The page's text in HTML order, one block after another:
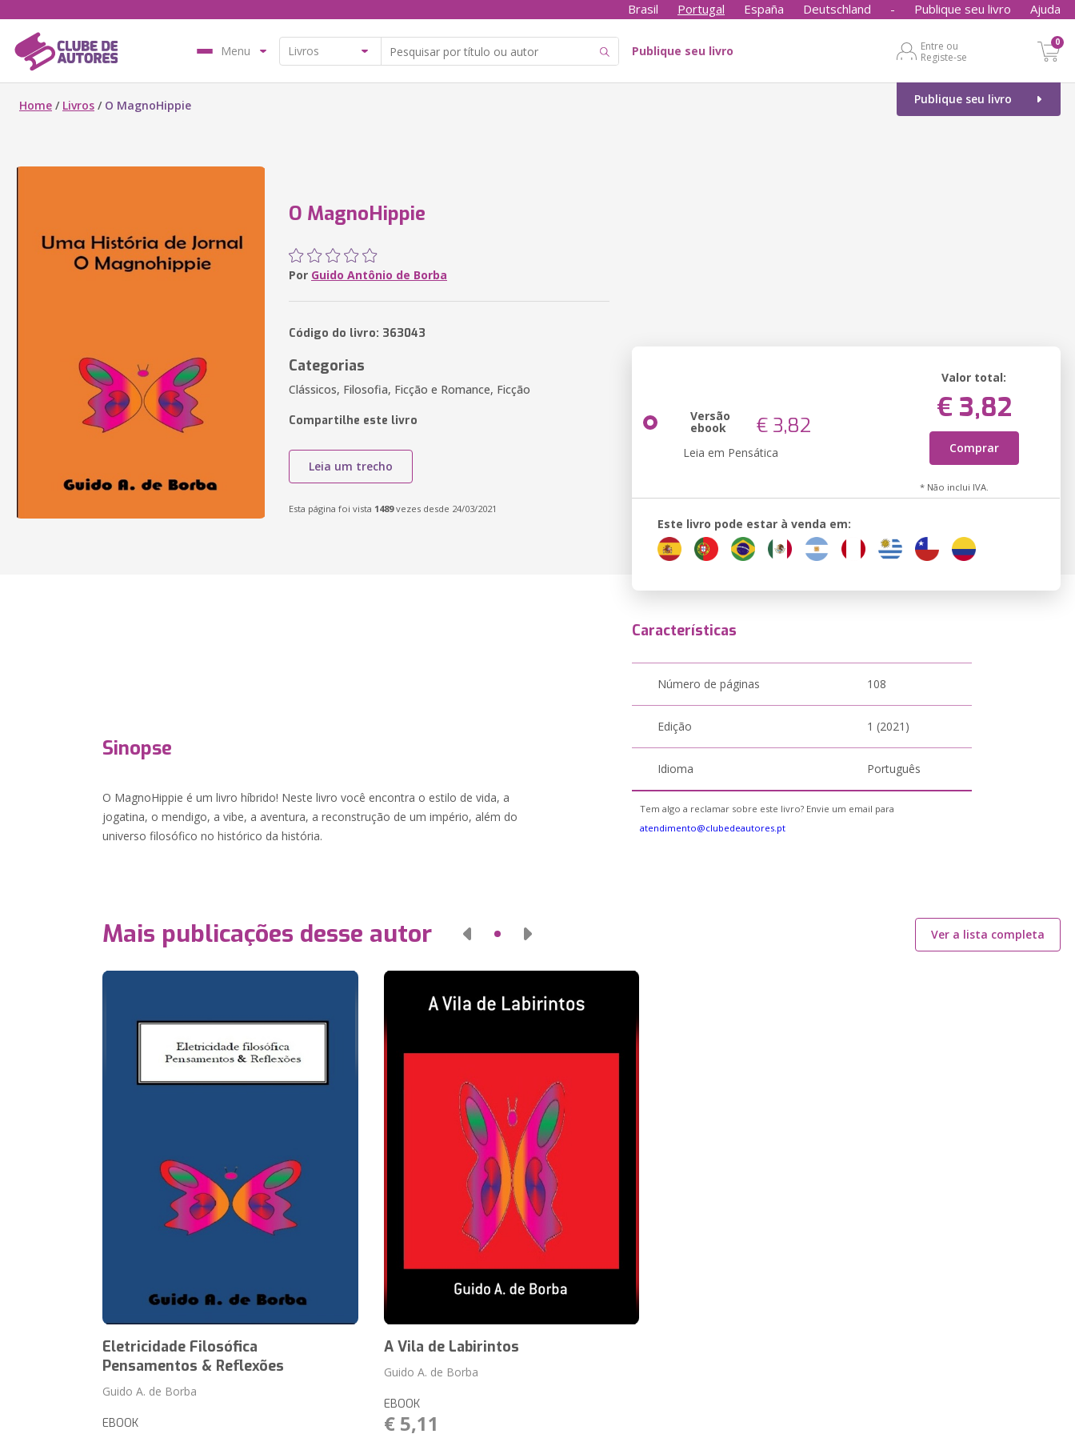
Brasil Portugal España Deutschland - Publique seu livro Ajuda
Menu Publique seu livro
Entre ou
Registe-se
0
Publique seu livro
Home / Livros / O MagnoHippie
O MagnoHippie
Por Guido Antônio de Borba
Código do livro: 363043
Categorias
Clássicos, Filosofia, Ficção e Romance, Ficção
Compartilhe este livro
Leia um trecho
Esta página foi vista 1489vezes desde 24/03/2021
Versão
ebook € 3,82
Leia em Pensática
Valor total:
€ 3,82
Comprar
* Não inclui IVA.
Este livro pode estar à venda em:
Sinopse
O MagnoHippie é um livro híbrido! Neste livro você encontra o estilo de vida, a
jogatina, o mendigo, a vibe, a aventura, a reconstrução de um império, além do
universo filosófico no histórico da história.
Características
Número de páginas 108
Edição 1 (2021)
Idioma Português
Tem algo a reclamar sobre este livro? Envie um email para
atendimento@clubedeautores.pt
Mais publicações desse autor Ver a lista completa
Eletricidade Filosófica
Pensamentos & Reflexões
Guido A. de Borba
EBOOK
A Vila de Labirintos
Guido A. de Borba
EBOOK
€ 5,11